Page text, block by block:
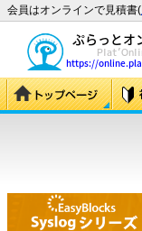
会員はオンラインで見積書(